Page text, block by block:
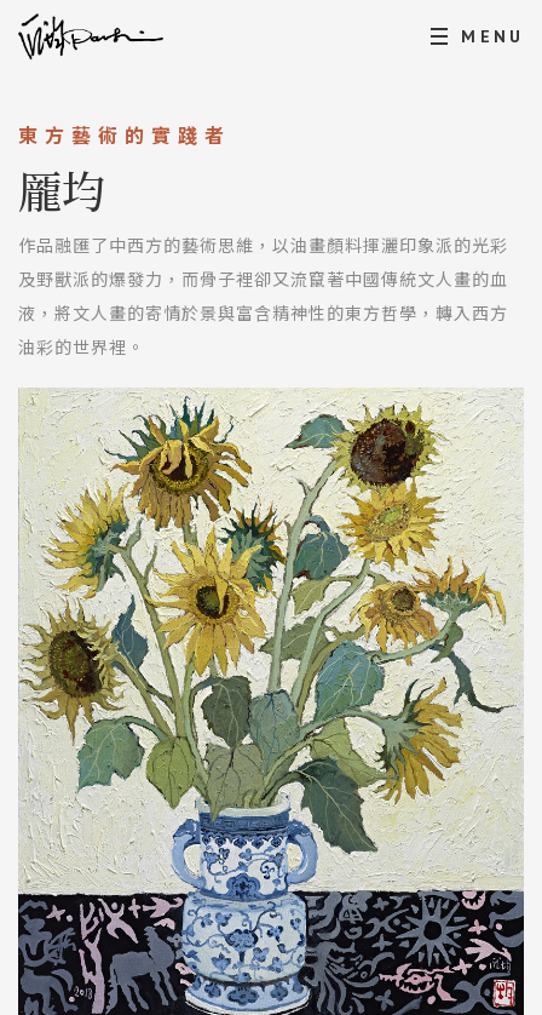
MENU
東方藝術的實踐者
龎均
作品融匯了中西方的藝術思維，以油畫顏料揮灑印象派的光彩
及野獸派的爆發力，而骨子裡卻又流竄著中國傳統文人畫的血
液，將文人畫的寄情於景與富含精神性的東方哲學，轉入西方
油彩的世界裡。